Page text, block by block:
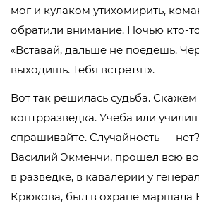
мог и кулаком утихомирить,
обратили внимание. Ночью кто-
«Вставай, дальше не поедешь.
выходишь. Тебя встретят».
Вот так решилась судьба.
контрразведка. Учеба или
спрашивайте. Случайность —
Василий Экменчи, прошел всю
в разведке, в кавалерии у
Крюкова, был в охране маршала